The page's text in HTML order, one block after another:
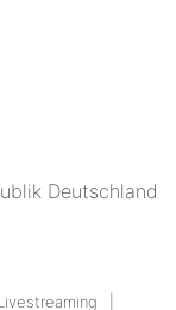
Deutschland